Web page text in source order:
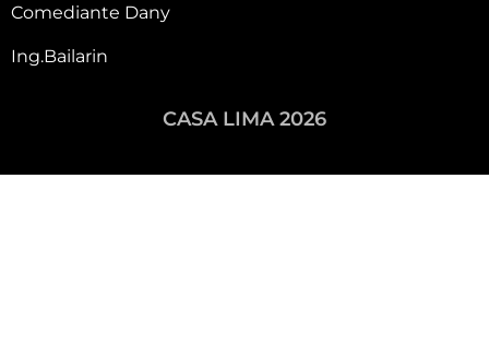
Comediante Dany
Ing.Bailarin
CASA LIMA 2026